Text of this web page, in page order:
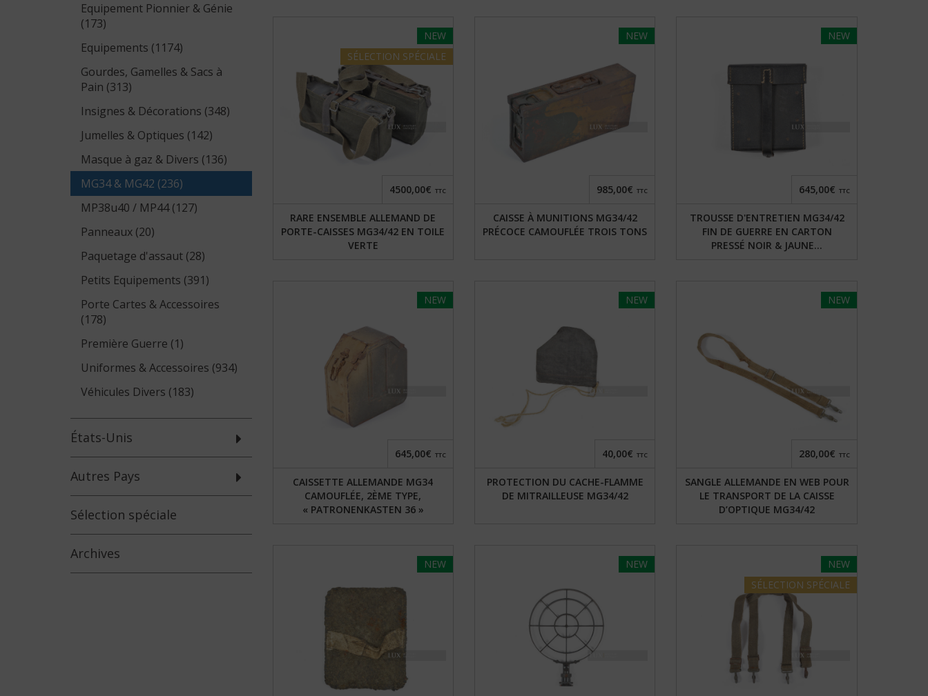
Equipement Pionnier & Génie
(173)
Equipements (1174)
Gourdes, Gamelles & Sacs à
Pain (313)
Insignes & Décorations (348)
Jumelles & Optiques (142)
Masque à gaz & Divers (136)
MG34 & MG42 (236)
MP38u40 / MP44 (127)
Panneaux (20)
Paquetage d'assaut (28)
Petits Equipements (391)
Porte Cartes & Accessoires
(178)
Première Guerre (1)
Uniformes & Accessoires (934)
Véhicules Divers (183)
États-Unis
Autres Pays
Sélection spéciale
Archives
NEW
SÉLECTION SPÉCIALE
RARE ENSEMBLE ALLEMAND DE
PORTE-CAISSES MG34/42 EN TOILE
VERTE
4500,00€ TTC
NEW
CAISSE À MUNITIONS MG34/42
PRÉCOCE CAMOUFLÉE TROIS TONS
985,00€ TTC
NEW
TROUSSE D'ENTRETIEN MG34/42
FIN DE GUERRE EN CARTON
PRESSÉ NOIR & JAUNE...
645,00€ TTC
NEW
CAISSETTE ALLEMANDE MG34
CAMOUFLÉE, 2ÈME TYPE,
« PATRONENKASTEN 36 »
645,00€ TTC
NEW
PROTECTION DU CACHE-FLAMME
DE MITRAILLEUSE MG34/42
40,00€ TTC
NEW
SANGLE ALLEMANDE EN WEB POUR
LE TRANSPORT DE LA CAISSE
D’OPTIQUE MG34/42
280,00€ TTC
NEW NEW
NEW
SÉLECTION SPÉCIALE